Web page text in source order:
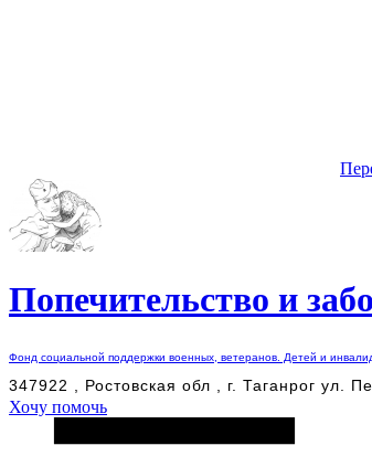
Попечительство и
Фонд социальной поддержки военных, ветеранов. Детей и
347922 , Ростовская обл , г. Таганрог ул.
Хочу помочь